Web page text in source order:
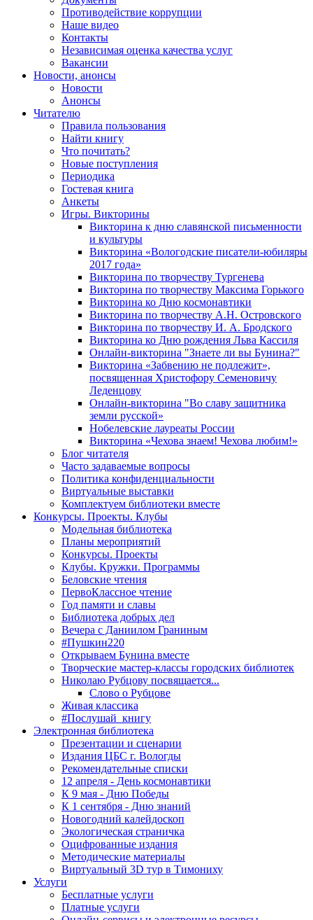
Противодействие коррупции
Наше видео
Контакты
Независимая оценка качества услуг
Вакансии
Новости, анонсы
Новости
Анонсы
Читателю
Правила пользования
Найти книгу
Что почитать?
Новые поступления
Периодика
Гостевая книга
Анкеты
Игры. Викторины
Викторина к дню славянской письменности
и культуры
Викторина «Вологодские писатели-юбиляры
2017 года»
Викторина по творчеству Тургенева
Викторина по творчеству Максима Горького
Викторина ко Дню космонавтики
Викторина по творчеству А.Н. Островского
Викторина по творчеству И. А. Бродского
Викторина ко Дню рождения Льва Кассиля
Онлайн-викторина "Знаете ли вы Бунина?"
Викторина «Забвению не подлежит»,
посвященная Христофору Семеновичу
Леденцову
Онлайн-викторина "Во славу защитника
земли русской»
Нобелевские лауреаты России
Викторина «Чехова знаем! Чехова любим!»
Блог читателя
Часто задаваемые вопросы
Политика конфиденциальности
Виртуальные выставки
Комплектуем библиотеки вместе
Конкурсы. Проекты. Клубы
Модельная библиотека
Планы мероприятий
Конкурсы. Проекты
Клубы. Кружки. Программы
Беловские чтения
ПервоКлассное чтение
Год памяти и славы
Библиотека добрых дел
Вечера с Даниилом Граниным
#Пушкин220
Открываем Бунина вместе
Творческие мастер-классы городских библиотек
Николаю Рубцову посвящается...
Слово о Рубцове
Живая классика
#Послушай_книгу
Электронная библиотека
Презентации и сценарии
Издания ЦБС г. Вологды
Рекомендательные списки
12 апреля - День космонавтики
К 9 мая - Дню Победы
К 1 сентября - Дню знаний
Новогодний калейдоскоп
Экологическая страничка
Оцифрованные издания
Методические материалы
Виртуальный 3D тур в Тимониху
Услуги
Бесплатные услуги
Платные услуги